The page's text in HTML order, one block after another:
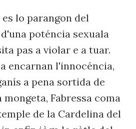
es lo parangon del
poténcia sexuala
pas a violar e a tuar.
encarnan l'innocéncia,
a pena sortida de
Fabressa coma
de la Cardelina del